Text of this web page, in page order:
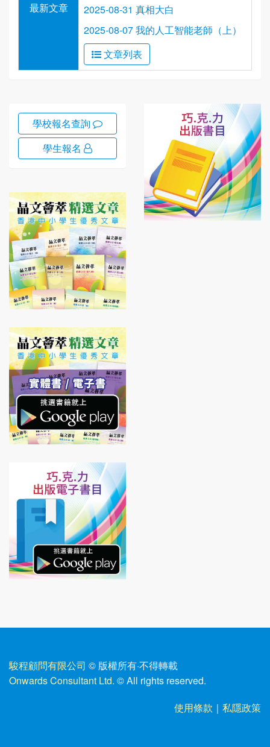
最新文章
2025-08-31 真相大白
2025-08-07 我的人工智能老師（上）
文章列表
學校報名查詢
學生報名
駿程顧問有限公司 © 版權所有·不得轉載
Onwards Consultant Ltd. © All rights reserved.
使用條款 ｜ 私隱政策